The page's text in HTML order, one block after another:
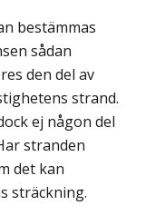
bestämmas
sådan
den del av
strand.
ej någon del
stranden
det kan
sträckning.